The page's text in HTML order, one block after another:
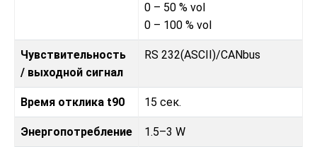
0 – 50 % vol
0 – 100 % vol
Чувствительность
/ выходной сигнал
RS 232(ASCII)/CANbus
Время отклика t90 15 сек.
Энергопотребление 1.5–3 W